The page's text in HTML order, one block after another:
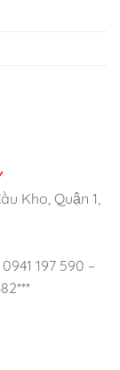
Kho, Quận 1,
197 590 –